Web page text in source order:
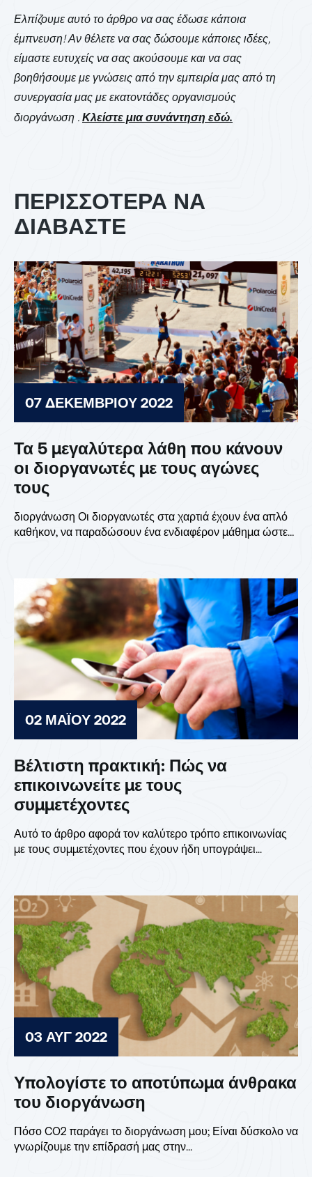
Ελπίζουμε αυτό το άρθρο να σας έδωσε κάποια
έμπνευση! Αν θέλετε να σας δώσουμε κάποιες ιδέες,
είμαστε ευτυχείς να σας ακούσουμε και να σας
βοηθήσουμε με γνώσεις από την εμπειρία μας από τη
συνεργασία μας με εκατοντάδες οργανισμούς
διοργάνωση . Κλείστε μια συνάντηση εδώ.
ΠΕΡΙΣΣΟΤΕΡΑ ΝΑ
ΔΙΑΒΑΣΤΕ
07 ΔΕΚΕΜΒΡΊΟΥ 2022
Τα 5 μεγαλύτερα λάθη που κάνουν
οι διοργανωτές με τους αγώνες
τους
διοργάνωση Οι διοργανωτές στα χαρτιά έχουν ένα απλό
καθήκον, να παραδώσουν ένα ενδιαφέρον μάθημα ώστε
02 ΜΑΪ́ΟΥ 2022
Βέλτιστη πρακτική: Πώς να
επικοινωνείτε με τους
συμμετέχοντες
Αυτό το άρθρο αφορά τον καλύτερο τρόπο επικοινωνίας
με τους συμμετέχοντες που έχουν ήδη υπογράψει...
03 ΑΥΓ 2022
Υπολογίστε το αποτύπωμα άνθρακα
του διοργάνωση
Πόσο CO2 παράγει το διοργάνωση μου; Είναι δύσκολο να
γνωρίζουμε την επίδρασή μας στην...